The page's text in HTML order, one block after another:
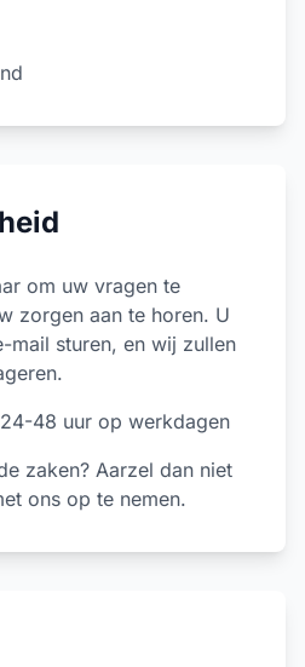
om uw vragen te
zorgen aan te horen. U
mail sturen, en wij zullen
48 uur op werkdagen
zaken? Aarzel dan niet
ons op te nemen.